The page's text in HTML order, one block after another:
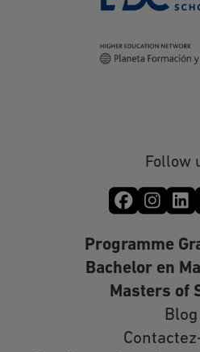
Conformément à la loi
(UE) 2016/679 relatif à la
données à caractère
directives relatives à la
données à caractère
décès. En cas de
ci-dessus, vous avez le
réclamation auprès de la
Pour exercer vos droits,
votre courrier RAR à
Planeta Formation France,
Fillol, 92800 Puteaux ou à
électronique suivante
Follow
Programme
Bachelor en
Masters of
Blog